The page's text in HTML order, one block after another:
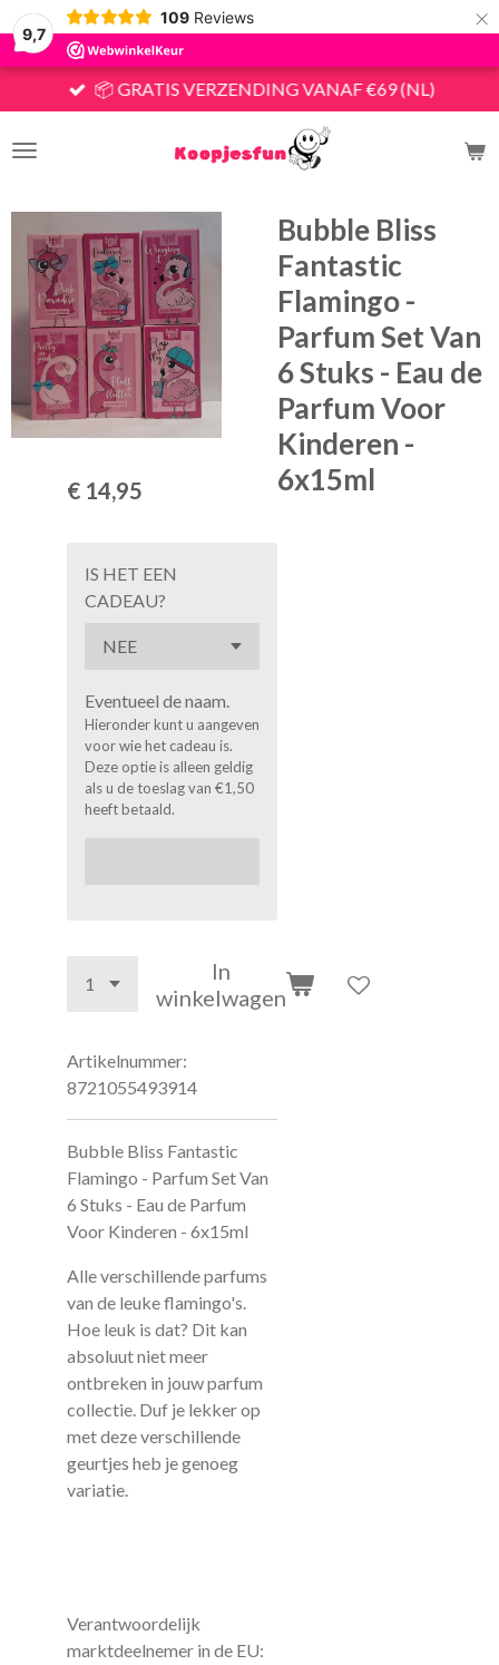
9,7
109 Reviews ×
📦 GRATIS VERZENDING VANAF €69 (NL)
Bubble Bliss
Fantastic
Flamingo -
Parfum Set Van
6 Stuks - Eau de
Parfum Voor
Kinderen -
6x15ml
€ 14,95
IS HET EEN
CADEAU?
Eventueel de naam.
Hieronder kunt u aangeven
voor wie het cadeau is.
Deze optie is alleen geldig
als u de toeslag van €1,50
heeft betaald.
In
winkelwagen
Artikelnummer:
8721055493914
Bubble Bliss Fantastic
Flamingo - Parfum Set Van
6 Stuks - Eau de Parfum
Voor Kinderen - 6x15ml
Alle verschillende parfums
van de leuke flamingo's.
Hoe leuk is dat? Dit kan
absoluut niet meer
ontbreken in jouw parfum
collectie. Duf je lekker op
met deze verschillende
geurtjes heb je genoeg
variatie.
Verantwoordelijk
marktdeelnemer in de EU: